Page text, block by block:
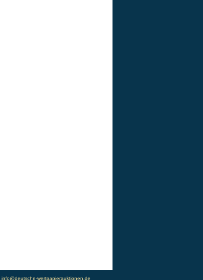
info@deutsche-wertpapierauktionen.de